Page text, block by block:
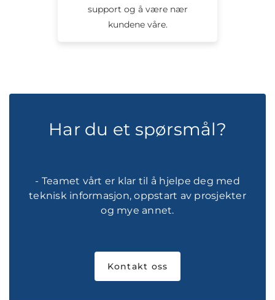
support og å være nær
kundene våre.
Har du et spørsmål?
- Teamet vårt er klar til å hjelpe deg med
teknisk informasjon, oppstart av prosjekter
og mye annet.
Kontakt oss